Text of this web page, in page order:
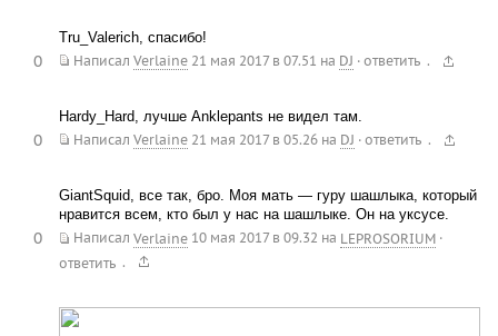
Tru_Valerich, спасибо!
Написал Verlaine 21 мая 2017 в 07.51 на DJ · ответить .
0
Hardy_Hard, лучше Anklepants не видел там.
Написал Verlaine 21 мая 2017 в 05.26на DJ · ответить .
0
GiantSquid, все так, бро. Моя мать — гуру шашлыка, который
нравится всем, кто был у нас на шашлыке. Он на уксусе.
Написал Verlaine 10 мая 2017 в 09.32 на LEPROSORIUM ·
ответить .
0